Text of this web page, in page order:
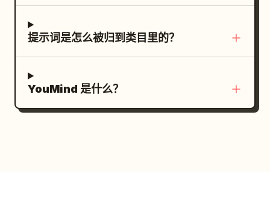
提示词是怎么被归到类目里的？
YouMind 是什么？